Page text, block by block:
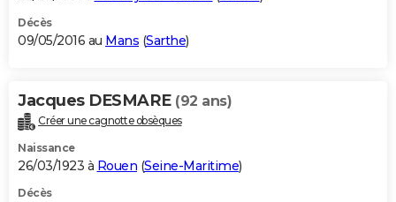
Décès
09/05/2016 au Mans (Sarthe)
Jacques DESMARE (92 ans)
Créer une cagnotte obsèques
Naissance
26/03/1923 à Rouen (Seine-Maritime)
Décès